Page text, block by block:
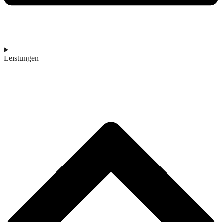
Leistungen